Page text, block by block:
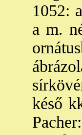
1052:
a m.
késő